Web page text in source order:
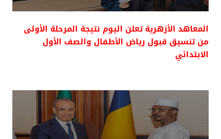
المعاهد الأزهرية تعلن اليوم نتيجة المرحلة الأولى
من تنسيق قبول رياض الأطفال والصف الأول
الابتدائي